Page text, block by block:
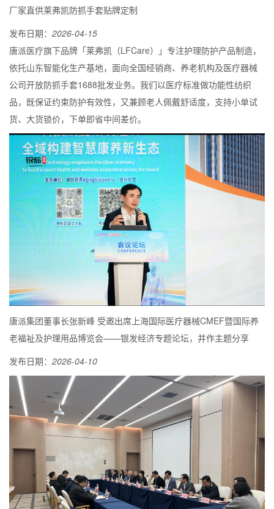
厂家直供莱弗凯防抓手套贴牌定制
发布日期： 2026-04-15
唐派医疗旗下品牌「莱弗凯（LFCare）」专注护理防护产品制造，
依托山东智能化生产基地，面向全国经销商、养老机构及医疗器械
公司开放防抓手套1688批发业务。我们以医疗标准做功能性纺织
品，既保证约束防护有效性，又兼顾老人佩戴舒适度，支持小单试
货、大货锁价，下单即省中间差价。
唐派集团董事长张新峰 受邀出席上海国际医疗器械CMEF暨国际养
老福祉及护理用品博览会——银发经济专题论坛，并作主题分享
发布日期： 2026-04-10